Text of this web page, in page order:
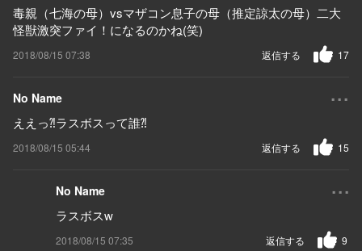
毒親（七海の母）vsマザコン息子の母（推定諒太の母）二大
怪獣激突ファイ！になるのかね(笑)
2018/08/15 07:38 17
返信する
No Name ...
ええっ⁈ラスボスって誰⁈
2018/08/15 05:44 15
返信する
No Name ...
ラスボスw
2018/08/15 07:35 9
返信する